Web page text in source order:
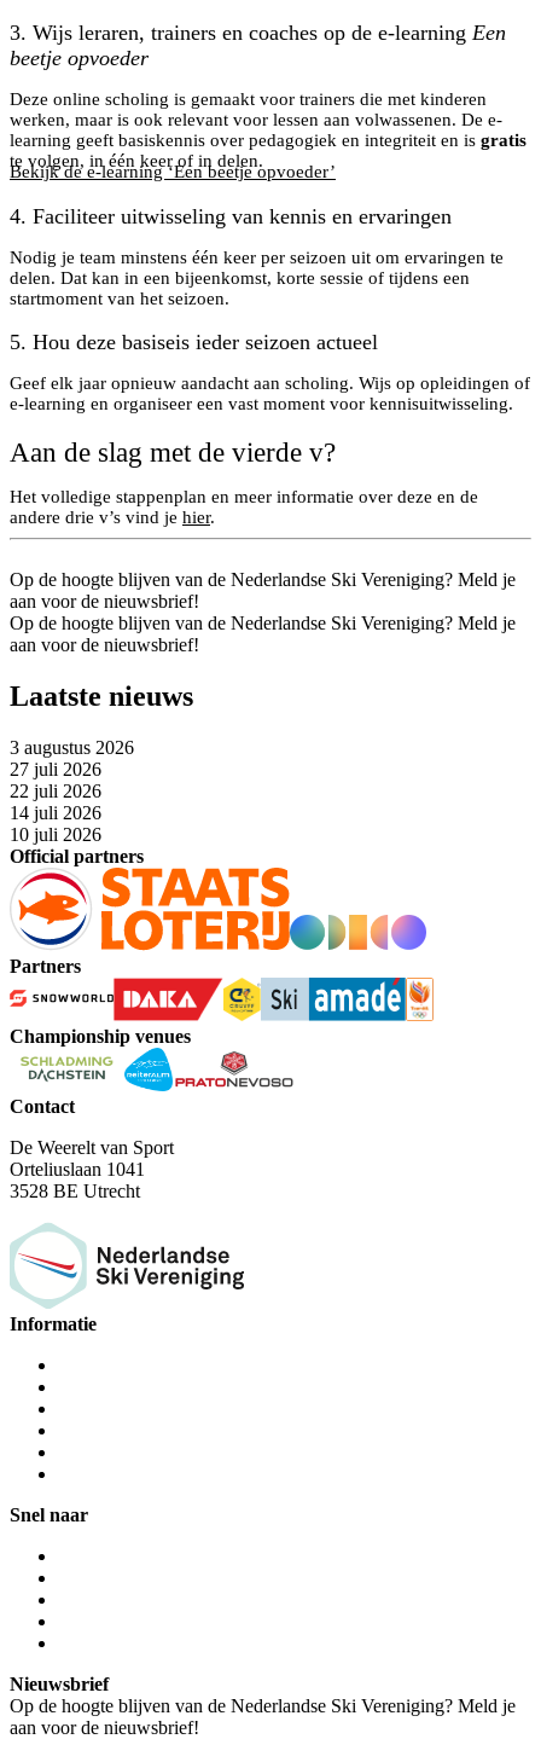
3. Wijs leraren, trainers en coaches op de e-learning Een
beetje opvoeder
Deze online scholing is gemaakt voor trainers die met kinderen
werken, maar is ook relevant voor lessen aan volwassenen. De e-
learning geeft basiskennis over pedagogiek en integriteit en is gratis
te volgen, in één keer of in delen.
Bekijk de e-learning ‘Een beetje opvoeder’
4. Faciliteer uitwisseling van kennis en ervaringen
Nodig je team minstens één keer per seizoen uit om ervaringen te
delen. Dat kan in een bijeenkomst, korte sessie of tijdens een
startmoment van het seizoen.
5. Hou deze basiseis ieder seizoen actueel
Geef elk jaar opnieuw aandacht aan scholing. Wijs op opleidingen of
e-learning en organiseer een vast moment voor kennisuitwisseling.
Aan de slag met de vierde v?
Het volledige stappenplan en meer informatie over deze en de
andere drie v’s vind je hier.
Op de hoogte blijven van de Nederlandse Ski Vereniging? Meld je
aan voor de nieuwsbrief!
Op de hoogte blijven van de Nederlandse Ski Vereniging? Meld je
aan voor de nieuwsbrief!
Laatste nieuws
3 augustus 2026
27 juli 2026
22 juli 2026
14 juli 2026
10 juli 2026
Official partners
Partners
Championship venues
Contact
De Weerelt van Sport
Orteliuslaan 1041
3528 BE Utrecht
Informatie
Snel naar
Nieuwsbrief
Op de hoogte blijven van de Nederlandse Ski Vereniging? Meld je
aan voor de nieuwsbrief!